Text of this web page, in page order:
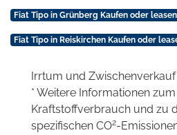
Fiat Tipo in Grünberg Kaufen oder leasen
Fiat Tipo in Reiskirchen Kaufen oder
Irrtum und
* Weitere Informationen
Kraftstoffverbrauch und zu
spezifischen CO2-